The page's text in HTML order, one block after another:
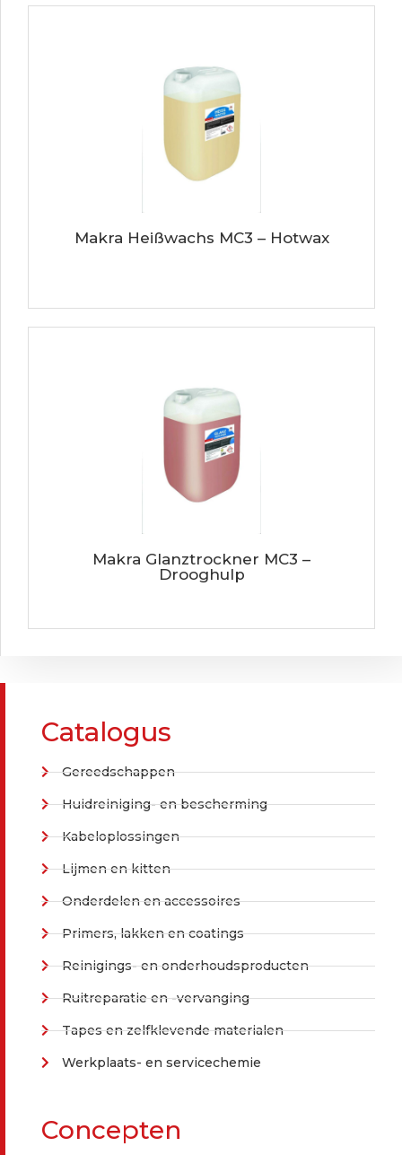
Catalogus
Gereedschappen
Huidreiniging- en bescherming
Kabeloplossingen
Lijmen en kitten
Onderdelen en accessoires
Primers, lakken en coatings
Reinigings- en onderhoudsproducten
Ruitreparatie en -vervanging
Tapes en zelfklevende materialen
Werkplaats- en servicechemie
Concepten
Makra Heißwachs MC3 – Hotwax
Makra Glanztrockner MC3 –
Drooghulp